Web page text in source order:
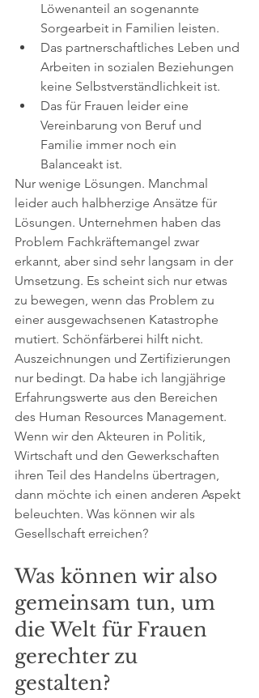
Löwenanteil an sogenannte
Sorgearbeit in Familien leisten.
Das partnerschaftliches Leben und
Arbeiten in sozialen Beziehungen
keine Selbstverständlichkeit ist.
Das für Frauen leider eine
Vereinbarung von Beruf und
Familie immer noch ein
Balanceakt ist.
Nur wenige Lösungen. Manchmal
leider auch halbherzige Ansätze für
Lösungen. Unternehmen haben das
Problem Fachkräftemangel zwar
erkannt, aber sind sehr langsam in der
Umsetzung. Es scheint sich nur etwas
zu bewegen, wenn das Problem zu
einer ausgewachsenen Katastrophe
mutiert. Schönfärberei hilft nicht.
Auszeichnungen und Zertifizierungen
nur bedingt. Da habe ich langjährige
Erfahrungswerte aus den Bereichen
des Human Resources Management.
Wenn wir den Akteuren in Politik,
Wirtschaft und den Gewerkschaften
ihren Teil des Handelns übertragen,
dann möchte ich einen anderen Aspekt
beleuchten. Was können wir als
Gesellschaft erreichen?
Was können wir also
gemeinsam tun, um
die Welt für Frauen
gerechter zu
gestalten?